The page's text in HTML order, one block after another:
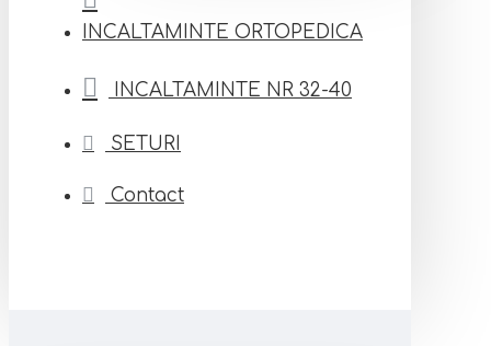
INCALTAMINTE ORTOPEDICA
INCALTAMINTE NR 32-40
SETURI
Contact